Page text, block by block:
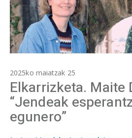
2025ko maiatzak 25
Elkarrizketa. Maite
“Jendeak
egunero”